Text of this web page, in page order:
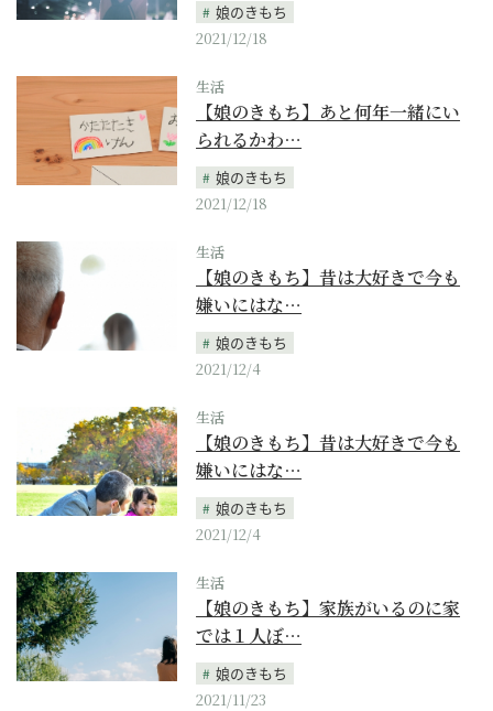
娘のきもち
2021/12/18
生活
【娘のきもち】あと何年一緒にい
られるかわ…
娘のきもち
2021/12/18
生活
【娘のきもち】昔は大好きで今も
嫌いにはな…
娘のきもち
2021/12/4
生活
【娘のきもち】昔は大好きで今も
嫌いにはな…
娘のきもち
2021/12/4
生活
【娘のきもち】家族がいるのに家
では１人ぼ…
娘のきもち
2021/11/23